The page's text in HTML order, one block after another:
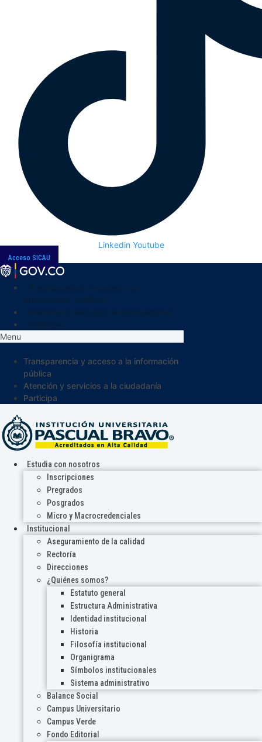
Linkedin Youtube
Acceso SICAU
Menu
Transparencia y acceso a la información
pública
Atención y servicios a la ciudadanía
Participa
Estudia con nosotros
Inscripciones
Pregrados
Posgrados
Micro y Macrocredenciales
Institucional
Aseguramiento de la calidad
Rectoría
Direcciones
¿Quiénes somos?
Estatuto general
Estructura Administrativa
Identidad institucional
Historia
Filosofía institucional
Organigrama
Símbolos institucionales
Sistema administrativo
Balance Social
Campus Universitario
Campus Verde
Fondo Editorial